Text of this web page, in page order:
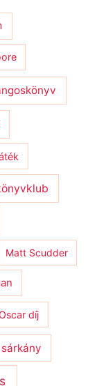
Matt Scudder
díj
sárkány